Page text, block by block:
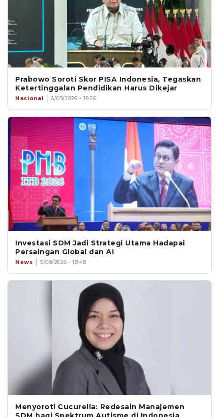
Prabowo Soroti Skor PISA Indonesia, Tegaskan
Ketertinggalan Pendidikan Harus Dikejar
Nasional 6/08/2026 - 19:26
Investasi SDM Jadi Strategi Utama Hadapai
Persaingan Global dan AI
News 5/08/2026 - 18:48
Menyoroti Cucurella: Redesain Manajemen